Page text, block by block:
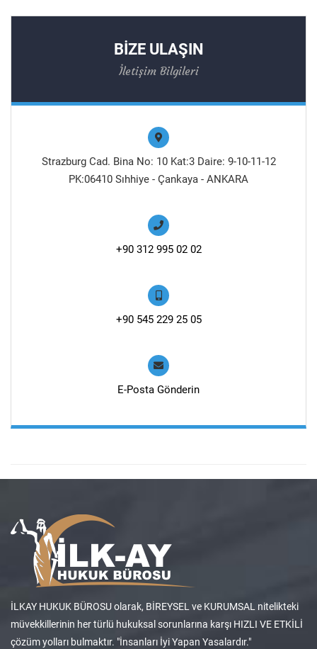
BİZE ULAŞIN
İletişim Bilgileri
Strazburg Cad. Bina No: 10 Kat:3 Daire: 9-10-11-12
PK:06410 Sıhhiye - Çankaya - ANKARA
+90 312 995 02 02
+90 545 229 25 05
E-Posta Gönderin
İLKAY HUKUK BÜROSU olarak, BİREYSEL ve KURUMSAL nitelikteki
müvekkillerinin her türlü hukuksal sorunlarına karşı HIZLI VE ETKİLİ
çözüm yolları bulmaktır. "İnsanları İyi Yapan Yasalardır."